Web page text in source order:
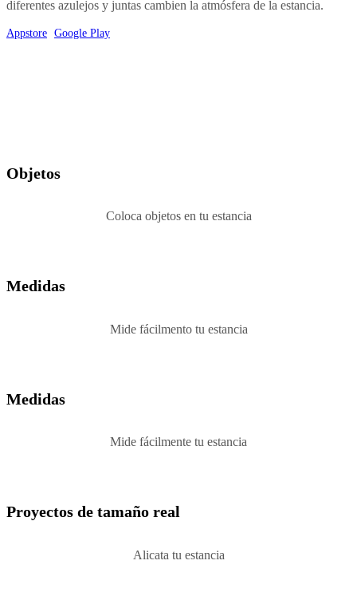
diferentes azulejos y juntas cambien la atmósfera de la estancia.
Appstore Google Play
Objetos
Coloca objetos en tu estancia
Medidas
Mide fácilmento tu estancia
Medidas
Mide fácilmente tu estancia
Proyectos de tamaño real
Alicata tu estancia